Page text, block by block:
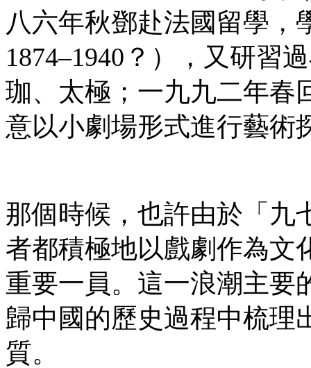
八六年秋鄧赴法國留學，
1874–1940？），又研習
珈、太極；一九九二年春
意以小劇場形式進行藝術
那個時候，也許由於「九
者都積極地以戲劇作為文
重要一員。這一浪潮主要
歸中國的歷史過程中梳理
質。